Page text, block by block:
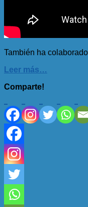
También ha
Leer más…
Comparte!